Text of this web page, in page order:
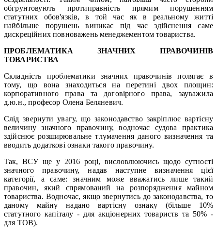
обгрунтовують протиправність прямим порушенням
статутних обов'язків, в той час як в реальному житті
найбільше порушень виникає під час здійснення саме
дискреційних повноважень менеджементом товариства.
ПРОБЛЕМАТИКА ЗНАЧНИХ ПРАВОЧИНІВ
ТОВАРИСТВА
Складність проблематики значних правочинів полягає в
тому, що вона знаходиться на перетині двох площин:
корпоративного права та договірного права, зауважила
д.ю.н., професор Олена Беляневич.
Слід звернути увагу, що законодавство закріплює вартісну
величину значного правочину, водночас судова практика
здійснює розширювальне тлумачення даного визначення та
вводить додаткові ознаки такого правочину.
Так, ВСУ ще у 2016 році, висловлюючись щодо сутності
значного правочину, надав наступне визначення цієї
категорії, а саме: значним може вважатись лише такий
правочин, який спрямований на розпорядження майном
товариства. Водночас, якщо звернутись до законодавства, то
даному майну надано вартісну ознаку (більше 10%
статутного капіталу - для акціонерних товариств та 50% -
для ТОВ).